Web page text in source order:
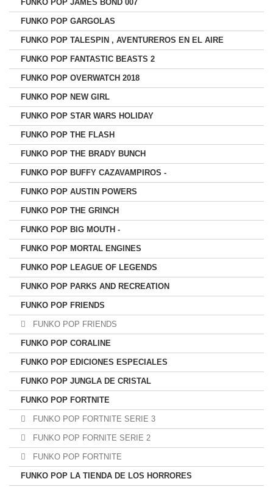
FUNKO POP JAMES BOND 007
FUNKO POP GARGOLAS
FUNKO POP TALESPIN , AVENTUREROS EN EL AIRE
FUNKO POP FANTASTIC BEASTS 2
FUNKO POP OVERWATCH 2018
FUNKO POP NEW GIRL
FUNKO POP STAR WARS HOLIDAY
FUNKO POP THE FLASH
FUNKO POP THE BRADY BUNCH
FUNKO POP BUFFY CAZAVAMPIROS -
FUNKO POP AUSTIN POWERS
FUNKO POP THE GRINCH
FUNKO POP BIG MOUTH -
FUNKO POP MORTAL ENGINES
FUNKO POP LEAGUE OF LEGENDS
FUNKO POP PARKS AND RECREATION
FUNKO POP FRIENDS
FUNKO POP FRIENDS
FUNKO POP CORALINE
FUNKO POP EDICIONES ESPECIALES
FUNKO POP JUNGLA DE CRISTAL
FUNKO POP FORTNITE
FUNKO POP FORTNITE SERIE 3
FUNKO POP FORNITE SERIE 2
FUNKO POP FORTNITE
FUNKO POP LA TIENDA DE LOS HORRORES